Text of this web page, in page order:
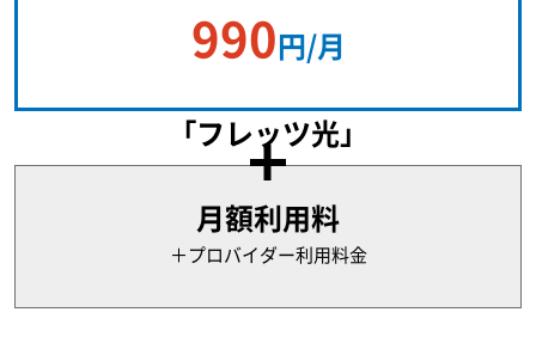
990円/月
「フレッツ光」
月額利用料
＋プロバイダー利用料金